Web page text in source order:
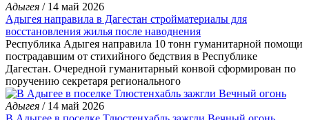
Адыгея / 14 май 2026
Адыгея направила в Дагестан стройматериалы для
восстановления жилья после наводнения
Республика Адыгея направила 10 тонн гуманитарной помощи
пострадавшим от стихийного бедствия в Республике
Дагестан. Очередной гуманитарный конвой сформирован по
поручению секретаря регионального
Адыгея / 14 май 2026